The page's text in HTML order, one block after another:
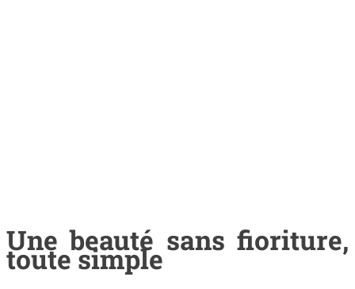
Une beauté sans fioriture,
toute simple